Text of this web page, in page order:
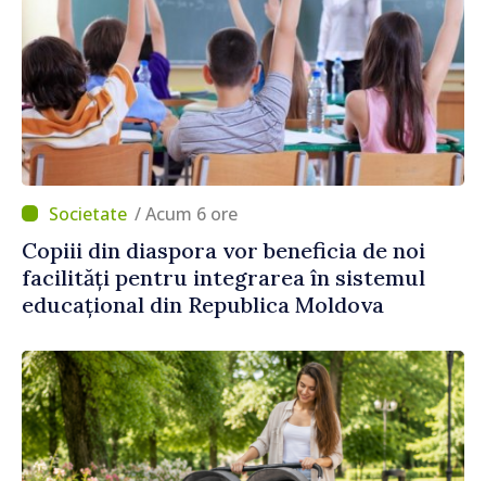
/ Acum 6 ore
Copiii din diaspora vor beneficia de noi
facilități pentru integrarea în sistemul
educațional din Republica Moldova